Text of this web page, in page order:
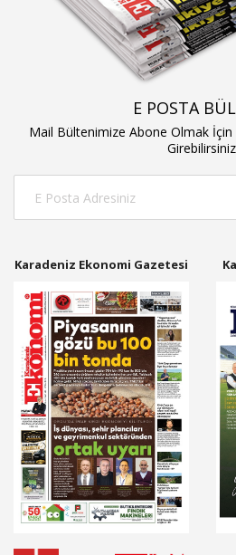
E POSTA
Mail Bültenimize Abone Olmak
Karadeniz Ekonomi Gazetesi